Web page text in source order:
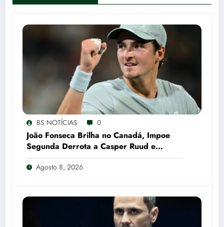
BS NOTÍCIAS 0
João Fonseca Brilha no Canadá, Impoe
Segunda Derrota a Casper Ruud e
Garante Vaga nas Oitavas em Montreal
CNN Brasil
Agosto 8, 2026